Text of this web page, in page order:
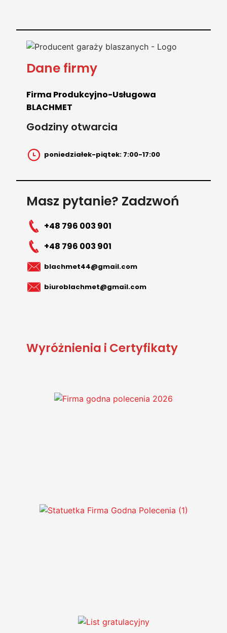
Dane firmy
Firma Produkcyjno-Usługowa
BLACHMET
Godziny otwarcia
poniedziałek-piątek: 7:00-17:00
Masz pytanie? Zadzwoń
+48 796 003 901
+48 796 003 901
blachmet44@gmail.com
biuroblachmet@gmail.com
Wyróżnienia i Certyfikaty